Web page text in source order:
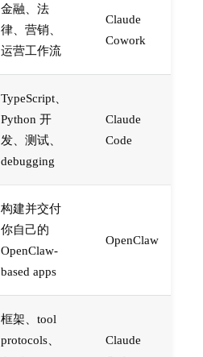
金融、法
律、营销、
运营工作流
Claude
Cowork
TypeScript、
Python 开
发、测试、
debugging
Claude
Code
构建并交付
你自己的
OpenClaw-
based apps
OpenClaw
框架、tool
protocols、
Claude